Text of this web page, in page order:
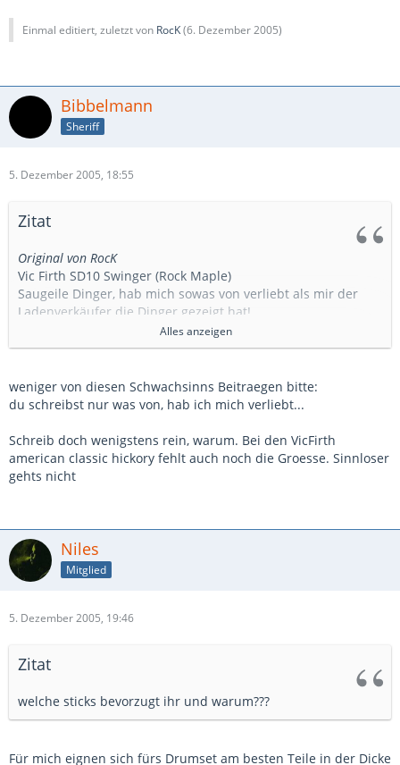
Einmal editiert, zuletzt von RocK(6. Dezember 2005)
Bibbelmann
Sheriff
5. Dezember 2005, 18:55
Zitat
Original von RocK
Vic Firth SD10 Swinger (Rock Maple)
Saugeile Dinger, hab mich sowas von verliebt als mir der
Ladenverkäufer die Dinger gezeigt hat!
Früher:
*esstarkbereuentu*
Vic Firth American Classic (Hickory)
Lange gespielt, sind mir jetzt aber definitiv zu dünn.
Alles anzeigen
weniger von diesen Schwachsinns Beitraegen bitte:
du schreibst nur was von, hab ich mich verliebt...
Schreib doch wenigstens rein, warum. Bei den VicFirth
american classic hickory fehlt auch noch die Groesse. Sinnloser
gehts nicht
Niles
Mitglied
5. Dezember 2005, 19:46
Zitat
welche sticks bevorzugt ihr und warum???
Für mich eignen sich fürs Drumset am besten Teile in der Dicke